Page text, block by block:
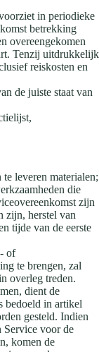
in periodieke
betrekking
overeengekomen
Tenzij uitdrukkelijk
reiskosten en
de juiste staat van
leveren materialen;
die
zijn
zijn, herstel van
tijde van de eerste
of
te brengen, zal
overleg treden.
dient de
bedoeld in artikel
gesteld. Indien
voor de
komen de